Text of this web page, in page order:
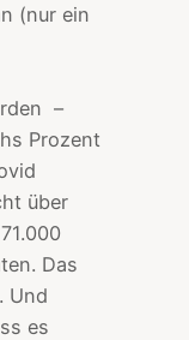
(nur ein
–
Prozent
über
Das
Und
es